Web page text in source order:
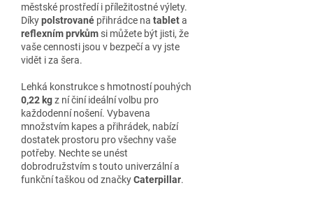
městské prostředí i příležitostné výlety.
Díkypolstrované přihrádce na tableta
reflexnímprvkům si můžete být jisti, že
vaše cennosti jsou v bezpečí a vy jste
vidět i za šera.
Lehká konstrukce s hmotností pouhých
0,22 kgz ní činí ideální volbu pro
každodenní nošení. Vybavena
množstvím kapes a přihrádek, nabízí
dostatek prostoru pro všechny vaše
potřeby. Nechte se unést
dobrodružstvím s touto univerzální a
funkční taškou od značkyCaterpillar.